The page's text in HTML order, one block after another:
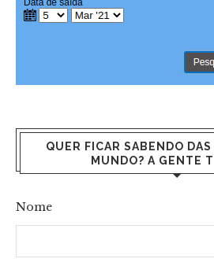
QUER FICAR SABENDO
MUNDO? A GENTE
Nome